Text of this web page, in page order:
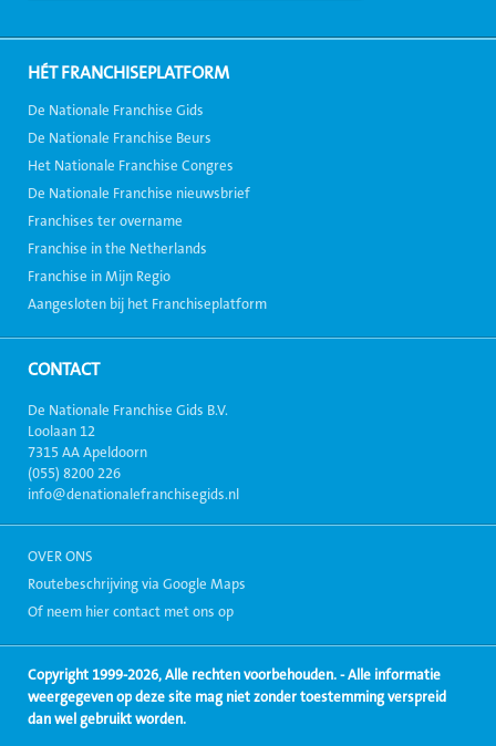
HÉT FRANCHISEPLATFORM
De Nationale Franchise Gids
De Nationale Franchise Beurs
Het Nationale Franchise Congres
De Nationale Franchise nieuwsbrief
Franchises ter overname
Franchise in the Netherlands
Franchise in Mijn Regio
Aangesloten bij het Franchiseplatform
CONTACT
De Nationale Franchise Gids B.V.
Loolaan 12
7315 AA Apeldoorn
(055) 8200 226
info@denationalefranchisegids.nl
OVER ONS
Routebeschrijving via Google Maps
Of neem hier contact met ons op
Copyright 1999-2026, Alle rechten voorbehouden. - Alle informatie
weergegeven op deze site mag niet zonder toestemming verspreid
dan wel gebruikt worden.